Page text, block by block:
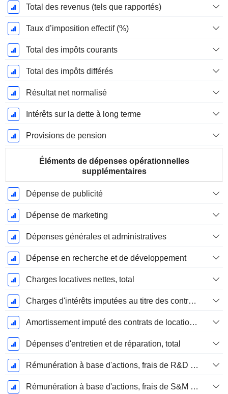
Total des revenus (tels que rapportés)
Taux d’imposition effectif (%)
Total des impôts courants
Total des impôts différés
Résultat net normalisé
Intérêts sur la dette à long terme
Provisions de pension
Éléments de dépenses opérationnelles
supplémentaires
Dépense de publicité
Dépense de marketing
Dépenses générales et administratives
Dépense en recherche et de développement
Charges locatives nettes, total
Charges d'intérêts imputées au titre des contrats de location
Amortissement imputé des contrats de location simple
Dépenses d'entretien et de réparation, total
Rémunération à base d'actions, frais de R&D (total)
Rémunération à base d'actions, frais de S&M (total)